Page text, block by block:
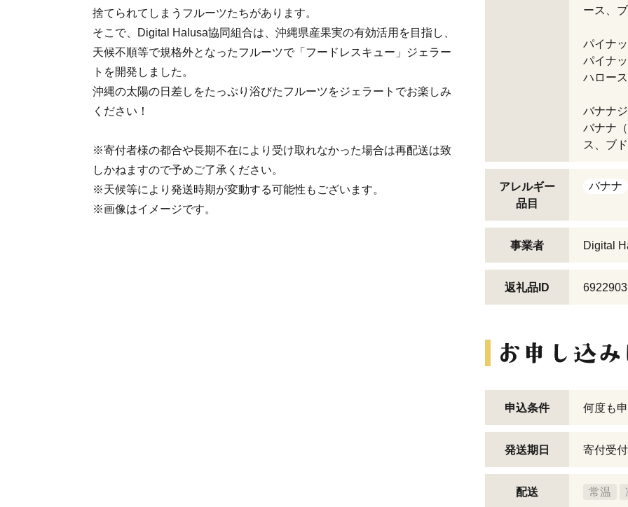
捨てられてしまうフルーツたちがあります。
そこで、Digital Halusa協同組合は、沖縄県産果実の有効活用を目指し、
天候不順等で規格外となったフルーツで「フードレスキュー」ジェラー
トを開発しました。
沖縄の太陽の日差しをたっぷり浴びたフルーツをジェラートでお楽しみ
ください！
※寄付者様の都合や長期不在により受け取れなかった場合は再配送は致
しかねますので予めご了承ください。
※天候等により発送時期が変動する可能性もございます。
※画像はイメージです。
ース、
パイナ
パイナ
ハロー
バナナ
バナナ
ス、ブ
アレルギー
品目
バナナ
事業者 Digital
返礼品ID 6922903
申込条件 何度も
発送期日 寄付受
配送 常温